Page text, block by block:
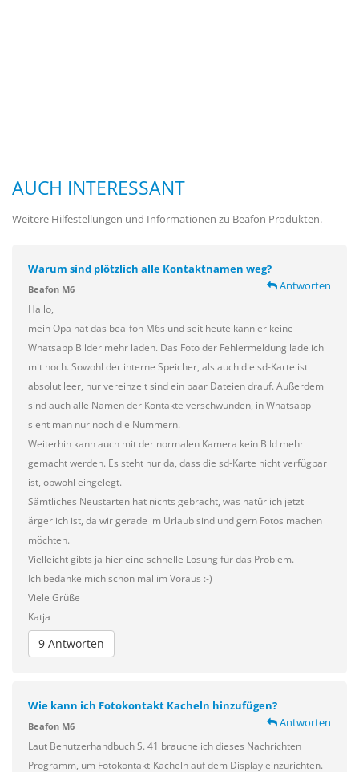
AUCH INTERESSANT
Weitere Hilfestellungen und Informationen zu Beafon Produkten.
Warum sind plötzlich alle Kontaktnamen weg?
Antworten
Beafon M6
Hallo,
mein Opa hat das bea-fon M6s und seit heute kann er keine
Whatsapp Bilder mehr laden. Das Foto der Fehlermeldung lade ich
mit hoch. Sowohl der interne Speicher, als auch die sd-Karte ist
absolut leer, nur vereinzelt sind ein paar Dateien drauf. Außerdem
sind auch alle Namen der Kontakte verschwunden, in Whatsapp
sieht man nur noch die Nummern.
Weiterhin kann auch mit der normalen Kamera kein Bild mehr
gemacht werden. Es steht nur da, dass die sd-Karte nicht verfügbar
ist, obwohl eingelegt.
Sämtliches Neustarten hat nichts gebracht, was natürlich jetzt
ärgerlich ist, da wir gerade im Urlaub sind und gern Fotos machen
möchten.
Vielleicht gibts ja hier eine schnelle Lösung für das Problem.
Ich bedanke mich schon mal im Voraus :-)
Viele Grüße
Katja
9 Antworten
Wie kann ich Fotokontakt Kacheln hinzufügen?
Antworten
Beafon M6
Laut Benutzerhandbuch S. 41 brauche ich dieses Nachrichten
Programm, um Fotokontakt-Kacheln auf dem Display einzurichten.